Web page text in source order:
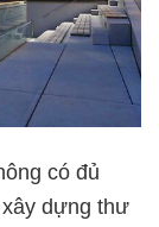
có đủ
dựng thư